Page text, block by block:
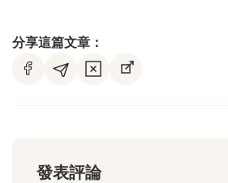
分享這篇文章：
發表評論